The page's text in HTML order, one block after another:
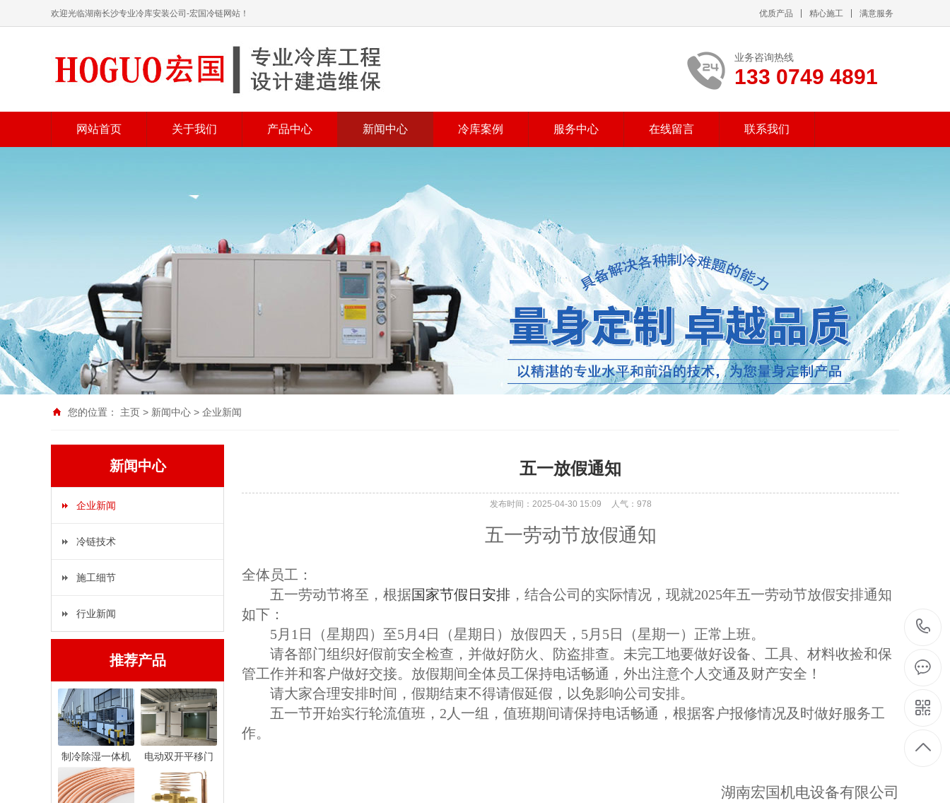
欢迎光临湖南长沙专业冷库安装公司-宏国冷链网站！ 优质产品 精心施工 满意服务
业务咨询热线
133 0749 4891
网站首页 关于我们 产品中心 新闻中心 冷库案例 服务中心 在线留言 联系我们
您的位置： 主页 > 新闻中心 > 企业新闻
新闻中心
企业新闻
冷链技术
施工细节
行业新闻
推荐产品
制冷除湿一体机 电动双开平移门
五一放假通知
发布时间：2025-04-30 15:09 人气： 978
五一劳动节放假通知
全体员工：
五一劳动节将至，根据国家节假日安排 ，结合公司的实际情况，现就2025年五一劳动节放假安排通知
如下：
5月1日（星期四）至5月4日（星期日）放假四天，5月5日（星期一）正常上班。
请各部门组织好假前安全检查，并做好防火、防盗排查。未完工地要做好设备、工具、材料收捡和保
管工作并和客户做好交接。放假期间全体员工保持电话畅通，外出注意个人交通及财产安全！
请大家合理安排时间，假期结束不得请假延假，以免影响公司安排。
五一节开始实行轮流值班， 2人一组，值班期间请保持电话畅通，根据客户报修情况及时做好服务工
作。
湖南宏国机电设备有限公司